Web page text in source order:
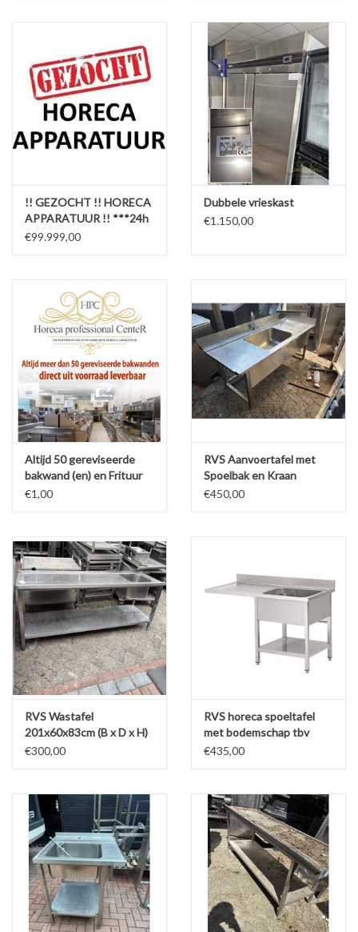
!! GEZOCHT !! HORECA
APPARATUUR !! ***24h
BOD via WhatsApp***
€99.999,00
Dubbele vrieskast
€1.150,00
Altijd 50 gereviseerde
bakwand (en) en Frituur
installatie op voorraad
€1,00
RVS Aanvoertafel met
Spoelbak en Kraan
159x73x68cm (B x D x H)
€450,00
RVS Wastafel
201x60x83cm (B x D x H)
Wordt schoongemaakt
€300,00
RVS horeca spoeltafel
met bodemschap tbv
vaatwasser 160x70 1 bak
€435,00